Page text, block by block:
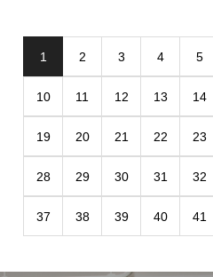
1 2 3 4 5
10 11 12 13 14
19 20 21 22 23
28 29 30 31 32
37 38 39 40 41